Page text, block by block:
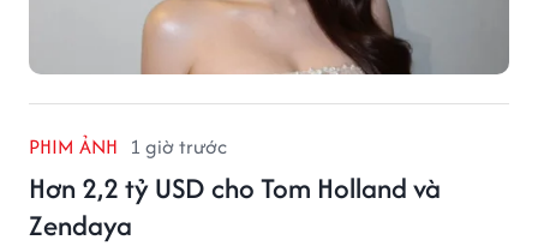
PHIM ẢNH 1 giờ trước
Hơn 2,2 tỷ USD cho Tom Holland và
Zendaya